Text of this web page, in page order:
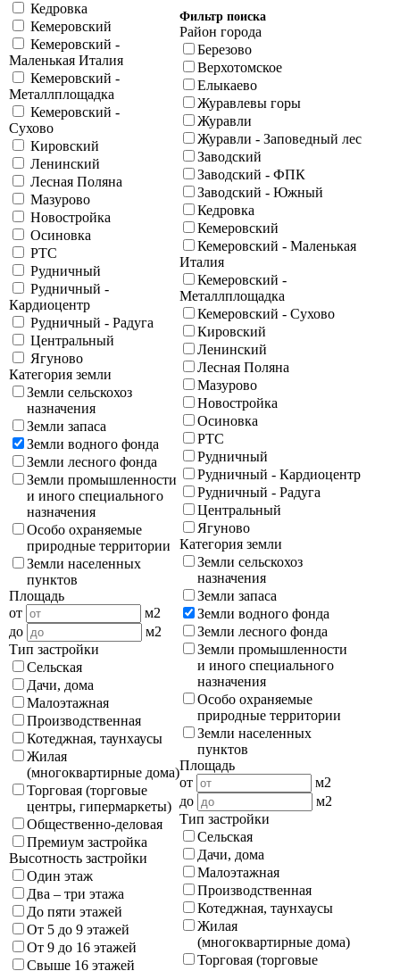
Кедровка
Кемеровский
Кемеровский -
Маленькая Италия
Кемеровский -
Металлплощадка
Кемеровский -
Сухово
Кировский
Ленинский
Лесная Поляна
Мазурово
Новостройка
Осиновка
РТС
Рудничный
Рудничный -
Кардиоцентр
Рудничный - Радуга
Центральный
Ягуново
Категория земли
Земли сельскохоз
назначения
Земли запаса
Земли водного фонда
Земли лесного фонда
Земли промышленности
и иного специального
назначения
Особо охраняемые
природные территории
Земли населенных
пунктов
Площадь
от
м2
до
м2
Тип застройки
Сельская
Дачи, дома
Малоэтажная
Производственная
Котеджная, таунхаусы
Жилая
(многоквартирные дома)
Торговая (торговые
центры, гипермаркеты)
Общественно-деловая
Премиум застройка
Высотность застройки
Один этаж
Два – три этажа
До пяти этажей
От 5 до 9 этажей
От 9 до 16 этажей
Свыше 16 этажей
Фильтр поиска
Район города
Березово
Верхотомское
Елыкаево
Журавлевы горы
Журавли
Журавли - Заповедный лес
Заводский
Заводский - ФПК
Заводский - Южный
Кедровка
Кемеровский
Кемеровский - Маленькая
Италия
Кемеровский -
Металлплощадка
Кемеровский - Сухово
Кировский
Ленинский
Лесная Поляна
Мазурово
Новостройка
Осиновка
РТС
Рудничный
Рудничный - Кардиоцентр
Рудничный - Радуга
Центральный
Ягуново
Категория земли
Земли сельскохоз
назначения
Земли запаса
Земли водного фонда
Земли лесного фонда
Земли промышленности
и иного специального
назначения
Особо охраняемые
природные территории
Земли населенных
пунктов
Площадь
от
м2
до
м2
Тип застройки
Сельская
Дачи, дома
Малоэтажная
Производственная
Котеджная, таунхаусы
Жилая
(многоквартирные дома)
Торговая (торговые